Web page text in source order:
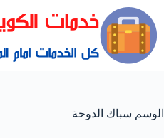
الوسم سباك الدوحة